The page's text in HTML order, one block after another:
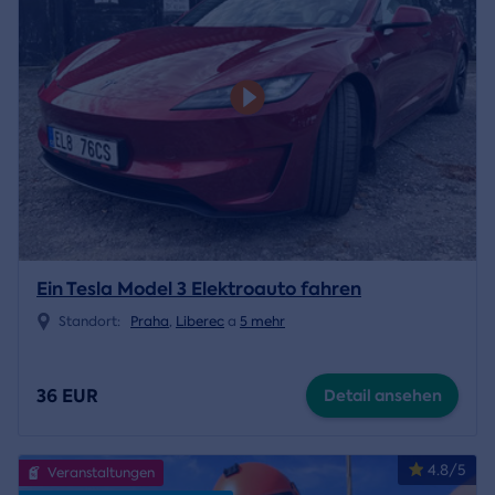
Ein Tesla Model 3 Elektroauto fahren
Standort: Praha, Liberec a 5 mehr
36 EUR Detail ansehen
4.8/5
Veranstaltungen